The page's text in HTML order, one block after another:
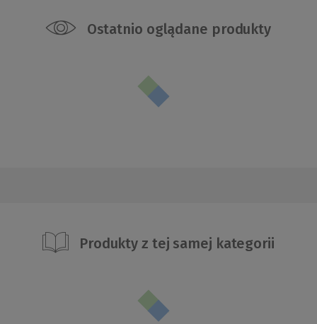
Ostatnio oglądane produkty
Produkty z tej samej kategorii